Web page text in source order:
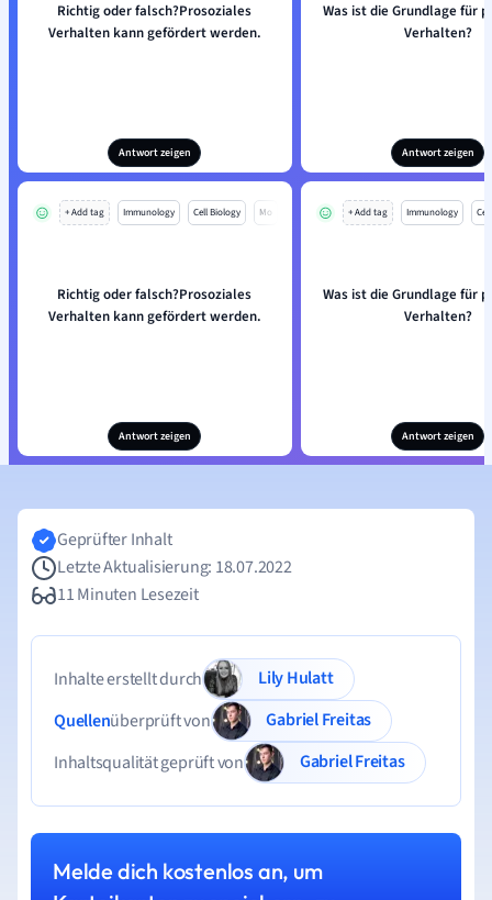
Richtig oder falsch?Prosoziales
Verhalten kann gefördert werden.
Antwort zeigen
Was ist die Grundlage für
Verhalten?
Antwort zeigen
+ Add tag Immunology Cell Biology Mo
Richtig oder falsch?Prosoziales
Verhalten kann gefördert werden.
Antwort zeigen
+ Add tag Immunology
Was ist die Grundlage für
Verhalten?
Antwort zeigen
Geprüfter Inhalt
Letzte Aktualisierung: 18.07.2022
11 Minuten Lesezeit
Inhalte erstellt durch
Lily Hulatt
Quellenüberprüft von
Gabriel Freitas
Inhaltsqualität geprüft von
Gabriel Freitas
Melde dich kostenlos an, um